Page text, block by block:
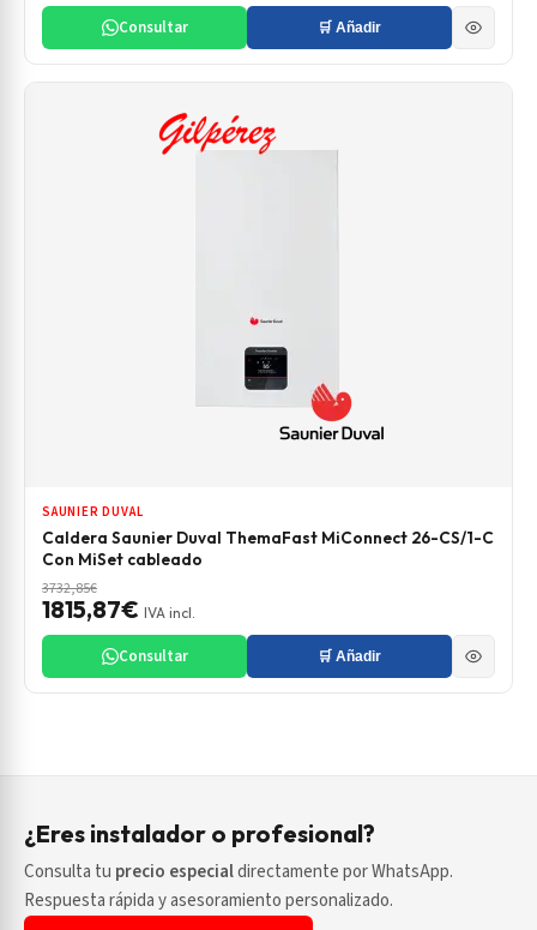
Consultar 🛒 Añadir
SAUNIER DUVAL
Caldera Saunier Duval ThemaFast MiConnect 26-CS/1-C
Con MiSet cableado
3732,85€
1815,87€ IVA incl.
Consultar 🛒 Añadir
¿Eres instalador o profesional?
Consulta tu precio especialdirectamente por WhatsApp.
Respuesta rápida y asesoramiento personalizado.